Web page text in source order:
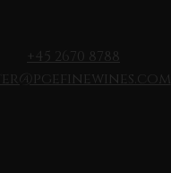
+45 2670 8788